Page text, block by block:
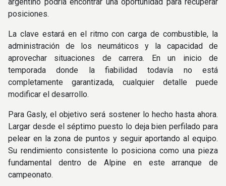
posiciones.
La clave estará en el ritmo con carga de combustible, la
administración de los neumáticos y la capacidad de
aprovechar situaciones de carrera. En un inicio de
temporada donde la fiabilidad todavía no está
completamente garantizada, cualquier detalle puede
modificar el desarrollo.
Para Gasly, el objetivo será sostener lo hecho hasta ahora.
Largar desde el séptimo puesto lo deja bien perfilado para
pelear en la zona de puntos y seguir aportando al equipo.
Su rendimiento consistente lo posiciona como una pieza
fundamental dentro de Alpine en este arranque de
campeonato.